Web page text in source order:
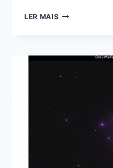
LER MAIS AGLOMERADOS
AMPLO
CAMERA
SENSOR